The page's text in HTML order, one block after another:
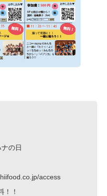
の日
access
！！